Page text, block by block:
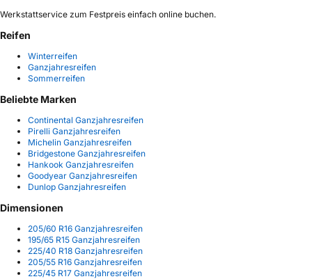
Werkstattservice zum Festpreis einfach online buchen.
Reifen
Winterreifen
Ganzjahresreifen
Sommerreifen
Beliebte Marken
Continental Ganzjahresreifen
Pirelli Ganzjahresreifen
Michelin Ganzjahresreifen
Bridgestone Ganzjahresreifen
Hankook Ganzjahresreifen
Goodyear Ganzjahresreifen
Dunlop Ganzjahresreifen
Dimensionen
205/60 R16 Ganzjahresreifen
195/65 R15 Ganzjahresreifen
225/40 R18 Ganzjahresreifen
205/55 R16 Ganzjahresreifen
225/45 R17 Ganzjahresreifen